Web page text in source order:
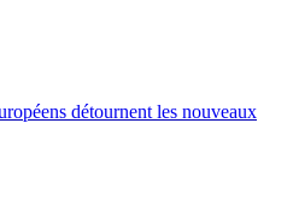
détournent les nouveaux